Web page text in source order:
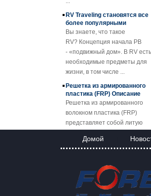
стекловолокном
армированный
пластик FRP
Кровельный лист
SMC BMC
Fiberglass Resin
Composite FRP
RV Traveling становятся все
более популярными
Вы знаете, что такое
RV? Концепция начала РВ
- «подвижный дом». В RV есть
необходимые предметы для
жизни, в том числе ...
Решетка из армированного
пластика (FRP) Описание
Решетка из армированного
волокном пластика (FRP)
представляет собой литую
пластико...
FRP Sheet & Panel Project
Применение решеток FRP
решеток FRP они заменяют
углеродистую сталь,
FORE PP Sheet для
Домой